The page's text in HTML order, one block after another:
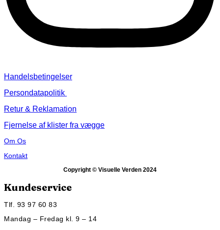
Handelsbetingelser
Persondatapolitik
Retur & Reklamation
Fjernelse af klister fra vægge
Om Os
Kontakt
Copyright © Visuelle Verden 2024
Kundeservice
Tlf. 93 97 60 83
Mandag – Fredag kl. 9 – 14